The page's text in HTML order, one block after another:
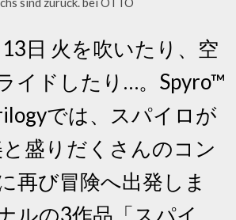
日 火を吹いたり、空
イドしたり…。Spyro™
では、スパイロが
盛りだくさんのコン
再び冒険へ出発しま
ルの3作品「スパイ